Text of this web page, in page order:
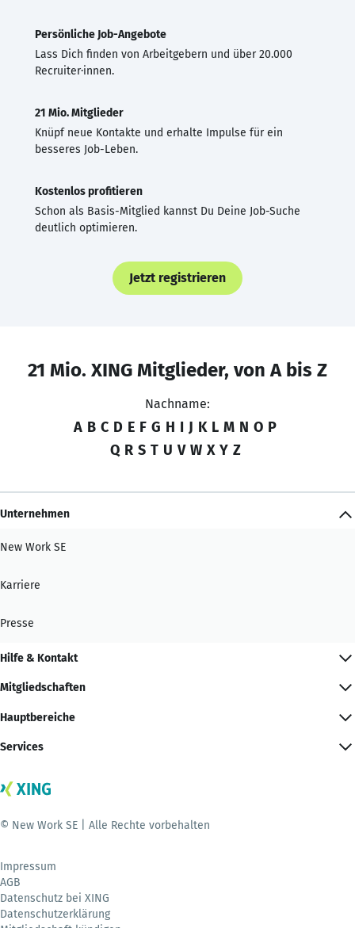
Persönliche Job-Angebote
Lass Dich finden von Arbeitgebern und über 20.000
Recruiter·innen.
21 Mio. Mitglieder
Knüpf neue Kontakte und erhalte Impulse für ein
besseres Job-Leben.
Kostenlos profitieren
Schon als Basis-Mitglied kannst Du Deine Job-Suche
deutlich optimieren.
Jetzt registrieren
21 Mio. XING Mitglieder, von A bis Z
Nachname:
A B C D E F G H I J K L M N O P
Q R S T U V W X Y Z
Unternehmen
New Work SE
Karriere
Presse
Hilfe & Kontakt
Mitgliedschaften
Hauptbereiche
Services
© New Work SE | Alle Rechte vorbehalten
Impressum
AGB
Datenschutz bei XING
Datenschutzerklärung